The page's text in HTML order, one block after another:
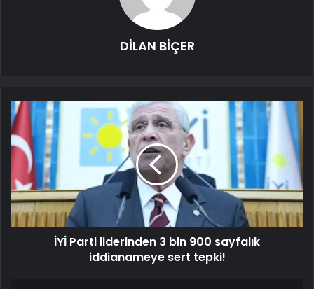
DİLAN BİÇER
İYİ Parti liderinden 3 bin 900 sayfalık
iddianameye sert tepki!